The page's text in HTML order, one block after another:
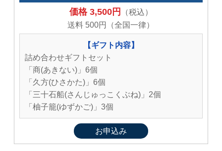
価格 3,500円
（税込）
送料 500円（全国一律）
【ギフト内容】
詰め合わせギフトセット
「商(あきない)」6個
「久方(ひさかた)」6個
「三十石船(さんじゅっこくぶね)」2個
「柚子籠(ゆずかご)」3個
お申込み